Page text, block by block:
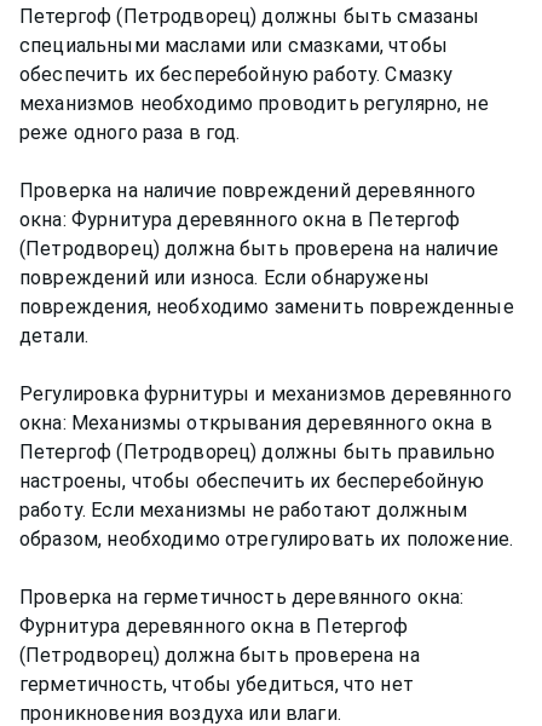
Петергоф (Петродворец) должны быть смазаны
специальными маслами или смазками, чтобы
обеспечить их бесперебойную работу. Смазку
механизмов необходимо проводить регулярно, не
реже одного раза в год.
Проверка на наличие повреждений деревянного
окна: Фурнитура деревянного окна в Петергоф
(Петродворец) должна быть проверена на наличие
повреждений или износа. Если обнаружены
повреждения, необходимо заменить поврежденные
детали.
Регулировка фурнитуры и механизмов деревянного
окна: Механизмы открывания деревянного окна в
Петергоф (Петродворец) должны быть правильно
настроены, чтобы обеспечить их бесперебойную
работу. Если механизмы не работают должным
образом, необходимо отрегулировать их положение.
Проверка на герметичность деревянного окна:
Фурнитура деревянного окна в Петергоф
(Петродворец) должна быть проверена на
герметичность, чтобы убедиться, что нет
проникновения воздуха или влаги.